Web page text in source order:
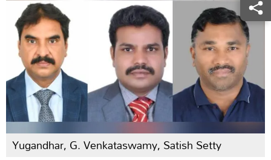
Yugandhar, G. Venkataswamy, Satish Setty